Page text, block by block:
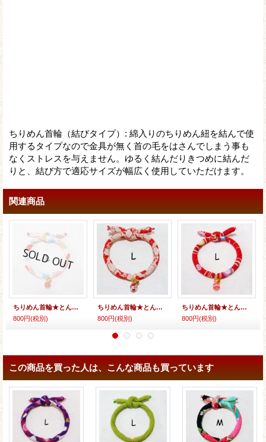
ちりめん首輪（結びタイプ） : 綿入りのちりめん紐を結んで使
用するタイプなので金具が無く首の毛をはさんでしまう事も
なくストレスを与えません。ゆるく結んだりきつめに結んだ
りと、結び方で適応サイズが幅広く使用していただけます。
関連商品
ちりめん首輪★とんぼ玉
800円(税別)
ちりめん首輪★とんぼ玉
800円(税別)
ちりめん首輪★とんぼ玉（ヨーヨー）
800円(税別)
この商品を買った人は、こんな商品も買っています